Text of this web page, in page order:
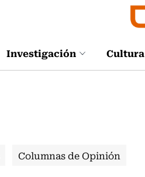
Investigación Cultura
Columnas de Opinión